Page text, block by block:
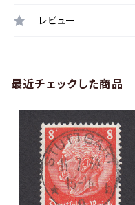
レビュー
最近チェックした商品